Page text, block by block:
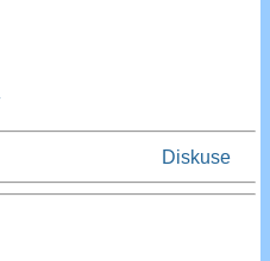
Diskuse